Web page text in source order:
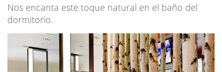
Nos encanta este toque natural en el baño del
dormitorio.